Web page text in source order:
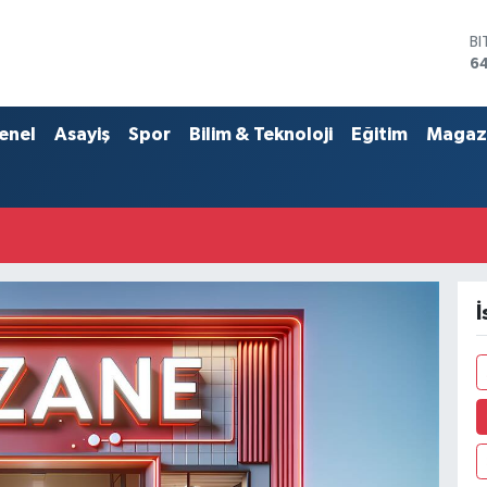
Asayiş Spor Bilim & Teknoloji Eğitim